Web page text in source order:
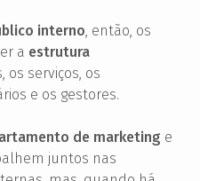
interno, então, os
a estrutura
os serviços, os
e os gestores.
de marketing e
juntos nas